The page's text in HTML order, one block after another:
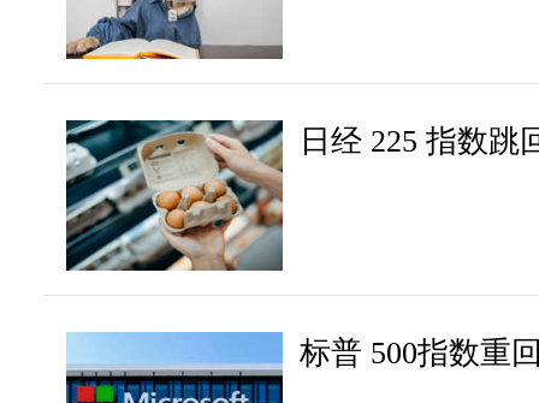
日经 225 指数跳
标普 500指数重